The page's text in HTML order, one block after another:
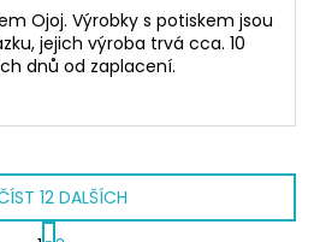
Ojoj. Výrobky s potiskem jsou
jejich výroba trvá cca. 10
dnů od zaplacení.
12 DALŠÍCH
S